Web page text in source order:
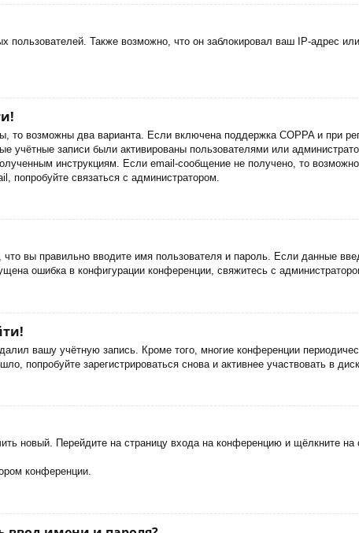
Также возможно, что он заблокировал ваш IP-адрес
то возможны два варианта. Если включена поддержка COPPA и при
учётные записи были активированы пользователями или
инструкциям. Если email-сообщение не получено, то
связаться с администратором.
вы правильно вводите имя пользователя и пароль. Если данные
ошибка в конфигурации конференции, свяжитесь с
вашу учётную запись. Кроме того, многие конференции
попробуйте зарегистрироваться снова и активнее участвовать в
новый. Перейдите на страницу входа на конференцию и щёлкните на
конференции.